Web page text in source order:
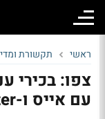
ראשי תקשורת
צפו: בכירי
עם אייס ו-Apester